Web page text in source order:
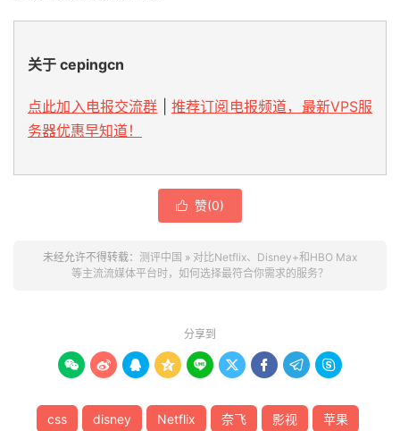
关于 cepingcn
点此加入电报交流群
推荐订阅电报频道，最新VPS服
务器优惠早知道！
 赞(0)
未经允许不得转载： 测评中国 » 对比Netflix、Disney+和HBO Max
等主流流媒体平台时，如何选择最符合你需求的服务？
分享到
        
css disney Netflix 奈飞 影视 苹果